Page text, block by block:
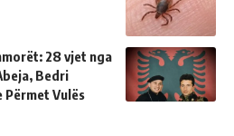
28 vjet nga
Bedri
Përmet Vulës